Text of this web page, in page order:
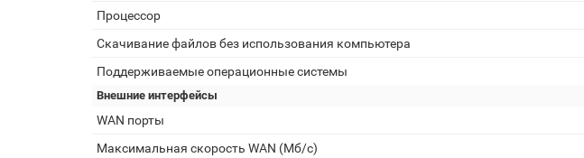
Процессор
Скачивание файлов без использования компьютера
Поддерживаемые операционные системы
Внешние интерфейсы
WAN порты
Максимальная скорость WAN (Мб/с)